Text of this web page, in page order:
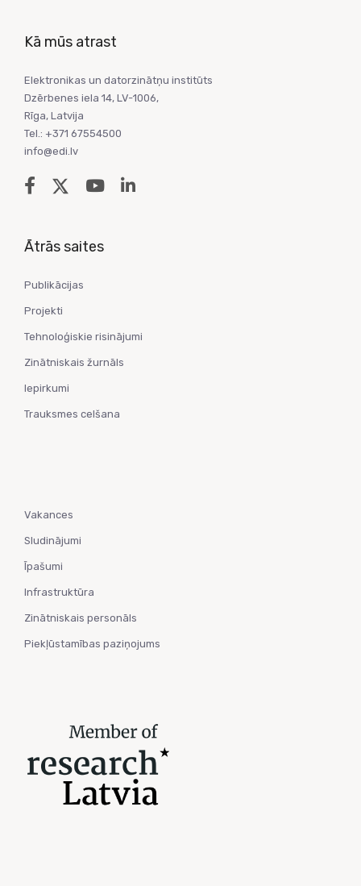
Kā mūs atrast
Elektronikas un datorzinātņu institūts
Dzērbenes iela 14, LV-1006,
Rīga, Latvija
Tel.: +371 67554500
info@edi.lv
Ātrās saites
Publikācijas
Projekti
Tehnoloģiskie risinājumi
Zinātniskais žurnāls
Iepirkumi
Trauksmes celšana
Vakances
Sludinājumi
Īpašumi
Infrastruktūra
Zinātniskais personāls
Piekļūstamības paziņojums